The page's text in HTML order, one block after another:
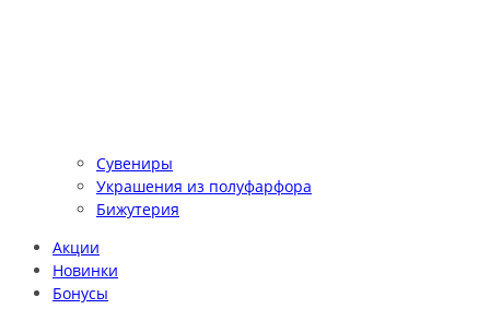
Сувениры
Украшения из полуфарфора
Бижутерия
Акции
Новинки
Бонусы